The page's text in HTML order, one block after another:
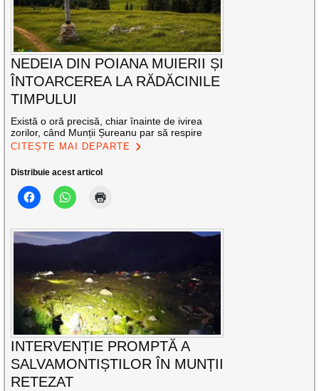
NEDEIA DIN POIANA MUIERII ȘI
ÎNTOARCEREA LA RĂDĂCINILE
TIMPULUI
Există o oră precisă, chiar înainte de ivirea
zorilor, când Munții Șureanu par să respire
CITEȘTE MAI DEPARTE
Distribuie acest articol
INTERVENȚIE PROMPTĂ A
SALVAMONTIȘTILOR ÎN MUNȚII
RETEZAT